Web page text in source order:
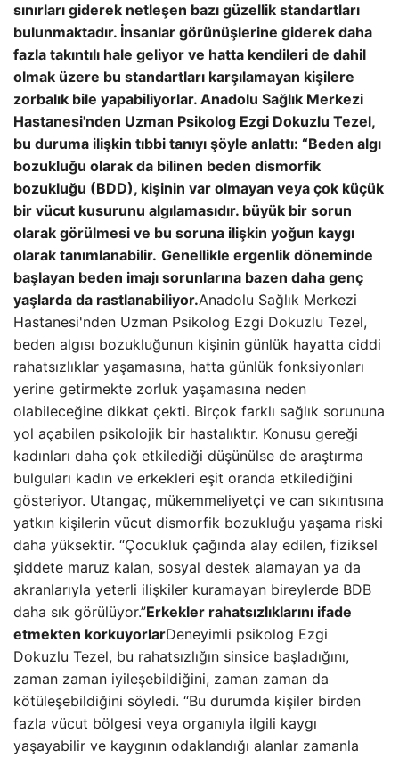
sınırları giderek netleşen bazı güzellik standartları
bulunmaktadır. İnsanlar görünüşlerine giderek daha
fazla takıntılı hale geliyor ve hatta kendileri de dahil
olmak üzere bu standartları karşılamayan kişilere
zorbalık bile yapabiliyorlar. Anadolu Sağlık Merkezi
Hastanesi'nden Uzman Psikolog Ezgi Dokuzlu Tezel,
bu duruma ilişkin tıbbi tanıyı şöyle anlattı: “Beden algı
bozukluğu olarak da bilinen beden dismorfik
bozukluğu (BDD), kişinin var olmayan veya çok küçük
bir vücut kusurunu algılamasıdır. büyük bir sorun
olarak görülmesi ve bu soruna ilişkin yoğun kaygı
olarak tanımlanabilir. Genellikle ergenlik döneminde
başlayan beden imajı sorunlarına bazen daha genç
yaşlarda da rastlanabiliyor.Anadolu Sağlık Merkezi
Hastanesi'nden Uzman Psikolog Ezgi Dokuzlu Tezel,
beden algısı bozukluğunun kişinin günlük hayatta ciddi
rahatsızlıklar yaşamasına, hatta günlük fonksiyonları
yerine getirmekte zorluk yaşamasına neden
olabileceğine dikkat çekti. Birçok farklı sağlık sorununa
yol açabilen psikolojik bir hastalıktır. Konusu gereği
kadınları daha çok etkilediği düşünülse de araştırma
bulguları kadın ve erkekleri eşit oranda etkilediğini
gösteriyor. Utangaç, mükemmeliyetçi ve can sıkıntısına
yatkın kişilerin vücut dismorfik bozukluğu yaşama riski
daha yüksektir. “Çocukluk çağında alay edilen, fiziksel
şiddete maruz kalan, sosyal destek alamayan ya da
akranlarıyla yeterli ilişkiler kuramayan bireylerde BDB
daha sık görülüyor.”Erkekler rahatsızlıklarını ifade
etmekten korkuyorlarDeneyimli psikolog Ezgi
Dokuzlu Tezel, bu rahatsızlığın sinsice başladığını,
zaman zaman iyileşebildiğini, zaman zaman da
kötüleşebildiğini söyledi. “Bu durumda kişiler birden
fazla vücut bölgesi veya organıyla ilgili kaygı
yaşayabilir ve kaygının odaklandığı alanlar zamanla